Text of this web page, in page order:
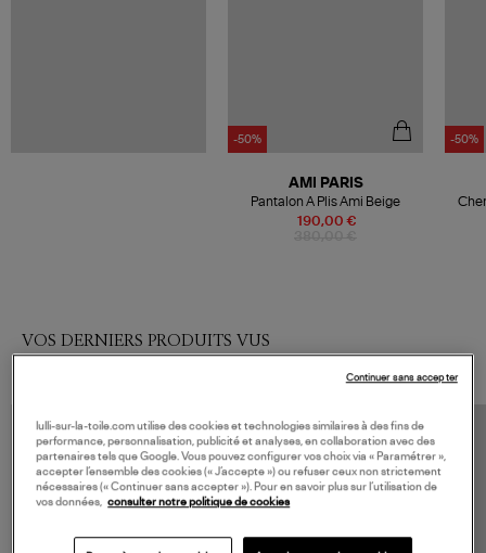
-50%
190,00 €
AMI PARIS
Pantalon A Plis Ami Beige
-50%
VOS DERNIERS PRODUITS VUS
lulli-sur-la-toile.com utilise des cookies et technologies similaires à des fins de
performance, personnalisation, publicité et analyses, en collaboration avec des
partenaires tels que Google. Vous pouvez configurer vos choix via « Paramétrer »,
accepter l’ensemble des cookies (« J’accepte ») ou refuser ceux non strictement
nécessaires (« Continuer sans accepter »). Pour en savoir plus sur l’utilisation de
vos données, consulter notre politique de cookies
Continuer sans accepter